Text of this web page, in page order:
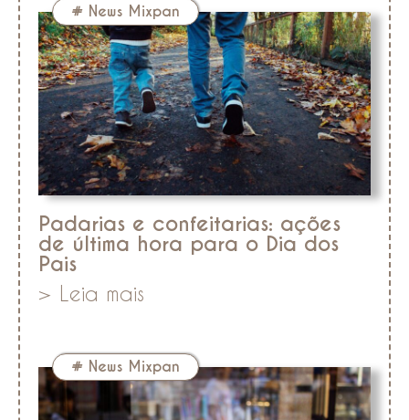
# News Mixpan
Padarias e confeitarias: ações
de última hora para o Dia dos
Pais
> Leia mais
# News Mixpan